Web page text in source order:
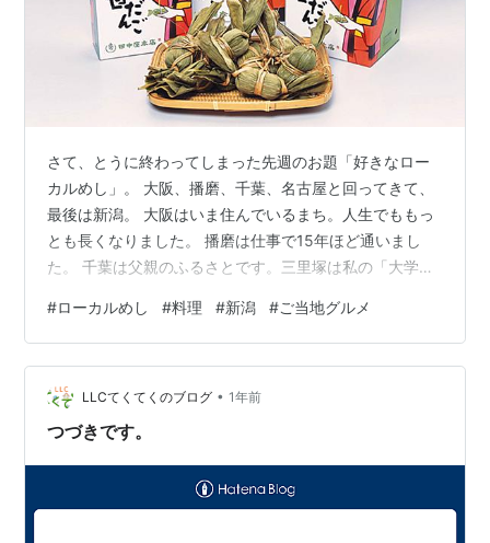
さて、とうに終わってしまった先週のお題「好きなロー
カルめし」。 大阪、播磨、千葉、名古屋と回ってきて、
最後は新潟。 大阪はいま住んでいるまち。人生でももっ
とも長くなりました。 播磨は仕事で15年ほど通いまし
た。 千葉は父親のふるさとです。三里塚は私の「大学」
潟は生まれたまちです。 東京や横浜、丹波なども取り上
げたかったけれど、タイムオーバー。 新潟編の前半はこ
ちら。 kuro-mac.hatenablog.com 今世紀に入るか入ら
ないころ、新潟のいとこ総集合で大宴会を開いたことが
あります。 大阪から『雷鳥』に乗って、8時間かけて新
#ローカルめし #料理 #新潟 #ご当地グルメ
LLCてくてくのブログ • 1年前
つづきです。